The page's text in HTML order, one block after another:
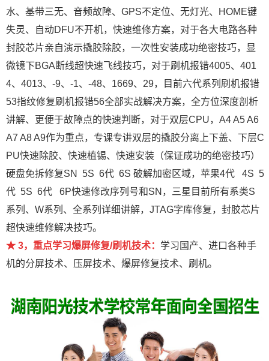
水、基带三无、音频故障、GPS不定位、无灯光、HOME键
失灵、自动DFU不开机，快速维修方案，对于各大电路各种
封胶芯片亲自演示撬胶除胶，一次性安装成功绝密技巧，显
微镜下BGA断线超快速飞线技巧，对于刷机报错4005、401
4、4013、-9、-1、-48、1669、29，目前六代系列刷机报错
53指纹修复刷机报错56全部实战解决方案，全方位深度剖析
讲解、更便于故障点的快速判断，对于双层CPU，A4 A5 A6
A7 A8 A9作为重点，专课专讲双层的撬胶分离上下盖、下层C
PU快速除胶、快速植锡、快速安装（保证成功的绝密技巧）
硬盘免拆修复SN 5S 6代 6S 破解加密区域，苹果4代 4S 5
代 5S 6代 6P快速修改序列号和SN，三星目前所有系类S
系列、W系列、全系列详细讲解，JTAG字库修复，封胶芯片
超快速维修解决技巧。
★ 3，重点学习爆屏修复/刷机技术： 学习国产、进口各种手
机的分屏技术、压屏技术、爆屏修复技术、刷机。